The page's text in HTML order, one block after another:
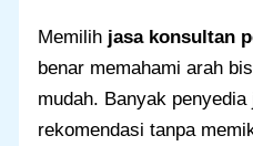
Memilih jasa konsultan
benar memahami arah
mudah. Banyak
rekomendasi tanpa